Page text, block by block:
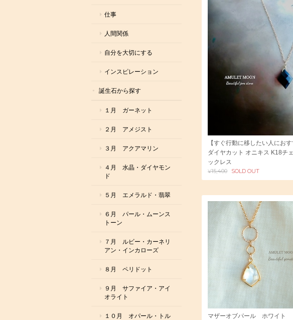
【すぐ行動に移したい人におす
ダイヤカット オニキス K18チ
ックレス
¥15,400 SOLD OUT
マザーオブパール ホワイト
仕事
人間関係
自分を大切にする
インスピレーション
誕生石から探す
１月 ガーネット
２月 アメジスト
３月 アクアマリン
４月 水晶・ダイヤモン
ド
５月 エメラルド・翡翠
６月 パール・ムーンス
トーン
７月 ルビー・カーネリ
アン・インカローズ
８月 ペリドット
９月 サファイア・アイ
オライト
１０月 オパール・トル